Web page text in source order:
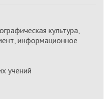
культура,
информационное
учений